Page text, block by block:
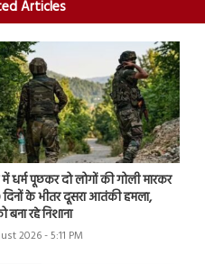
Articles
धर्म पूछकर दो लोगों की गोली मारकर
दिनों के भीतर दूसरा आतंकी हमला,
रहे निशाना
2026 - 5:11 PM